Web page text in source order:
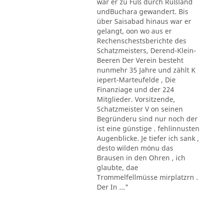
undBuchara gewandert. Bis
über Saisabad hinaus war er
gelangt, oon wo aus er
Rechenschestsberichte des
Schatzmeisters, Derend-Klein-
Beeren Der Verein besteht
nunmehr 35 Jahre und zählt K
iepert-Marteufelde , Die
Finanziage und der 224
Mitglieder. Vorsitzende,
Schatzmeister V on seinen
Begründeru sind nur noch der
ist eine günstige . fehlinnusten
Augenblicke. Je tiefer ich sank ,
desto wilden mönu das
Brausen in den Ohren , ich
glaubte, dae
Trommelfellmüsse mirplatzrn .
Der In ..."